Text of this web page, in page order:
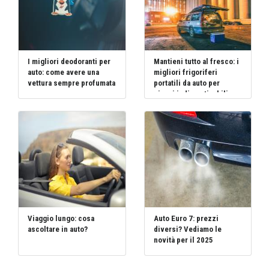
I migliori deodoranti per
auto: come avere una
vettura sempre profumata
Mantieni tutto al fresco: i
migliori frigoriferi
portatili da auto per
viaggi indimenticabili
Viaggio lungo: cosa
ascoltare in auto?
Auto Euro 7: prezzi
diversi? Vediamo le
novità per il 2025